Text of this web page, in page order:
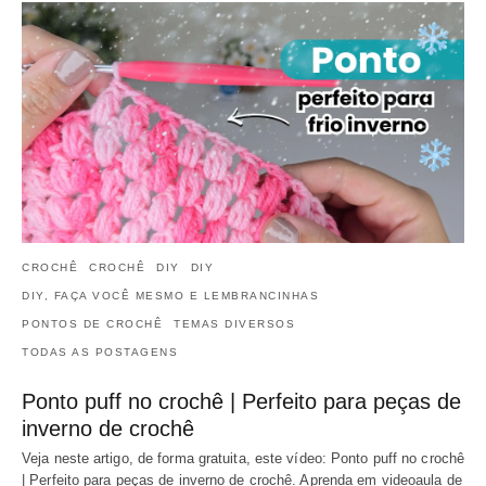
CROCHÊ CROCHÊ DIY DIY
DIY, FAÇA VOCÊ MESMO E LEMBRANCINHAS
PONTOS DE CROCHÊ TEMAS DIVERSOS
TODAS AS POSTAGENS
Ponto puff no crochê | Perfeito para peças de
inverno de crochê
Veja neste artigo, de forma gratuita, este vídeo: Ponto puff no crochê
| Perfeito para peças de inverno de crochê. Aprenda em videoaula de